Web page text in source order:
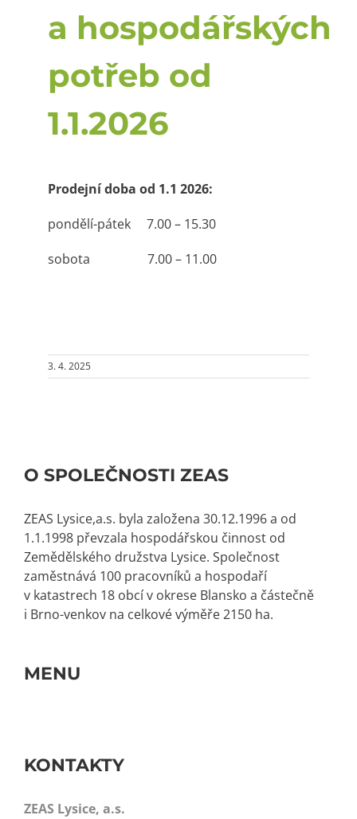
a hospodářských
potřeb od
1.1.2026
Prodejní doba od 1.1 2026:
pondělí-pátek 7.00 – 15.30
sobota 7.00 – 11.00
3. 4. 2025
O SPOLEČNOSTI ZEAS
ZEAS Lysice,a.s. byla založena 30.12.1996 a od
1.1.1998 převzala hospodářskou činnost od
Zemědělského družstva Lysice. Společnost
zaměstnává 100 pracovníků a hospodaří
v katastrech 18 obcí v okrese Blansko a částečně
i Brno-venkov na celkové výměře 2150 ha.
MENU
O nás
KONTAKTY
ZEAS Lysice, a.s.